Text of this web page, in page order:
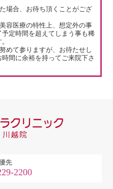
場合、お待ち頂くことがござ
容医療の特性上、想定外の事
定時間を超えてしまう事も稀
めて参りますが、お待たせし
間に余裕を持ってご来院下さ
先
2200